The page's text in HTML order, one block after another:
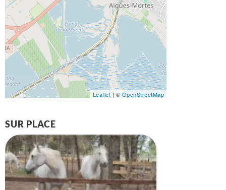
Leaflet| ©OpenStreetMap
SUR PLACE